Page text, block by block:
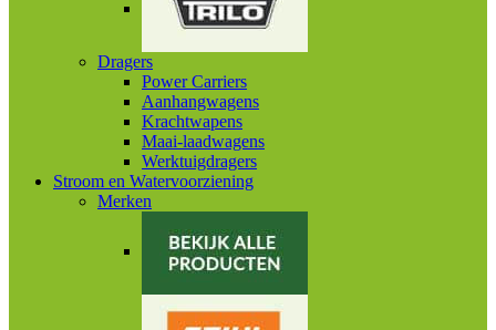
Dragers
Power Carriers
Aanhangwagens
Krachtwapens
Maai-laadwagens
Werktuigdragers
Stroom en Watervoorziening
Merken